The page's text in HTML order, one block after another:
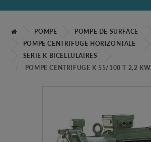
POMPE
POMPE DE SURFACE
POMPE CENTRIFUGE HORIZONTALE
SERIE K BICELLULAIRES
POMPE CENTRIFUGE K 55/100 T 2,2 KW